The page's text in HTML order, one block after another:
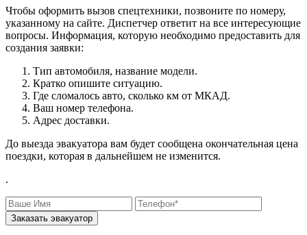
Чтобы оформить вызов спецтехники, позвоните по номеру,
указанному на сайте. Диспетчер ответит на все интересующие
вопросы. Информация, которую необходимо предоставить для
создания заявки:
Тип автомобиля, название модели.
Кратко опишите ситуацию.
Где сломалось авто, сколько км от МКАД.
Ваш номер телефона.
Адрес доставки.
До выезда эвакуатора вам будет сообщена окончательная цена
поездки, которая в дальнейшем не изменится.
.
Заказать эвакуатор